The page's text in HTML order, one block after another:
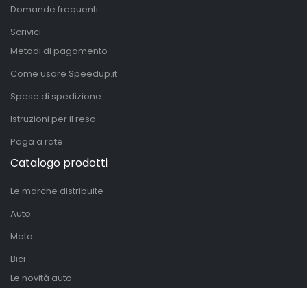
Domande frequenti
Scrivici
Metodi di pagamento
Come usare Speedup.it
Spese di spedizione
Istruzioni per il reso
Paga a rate
Catalogo prodotti
Le marche distribuite
Auto
Moto
Bici
Le novità auto